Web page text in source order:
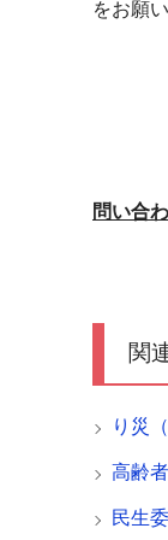
をお願
問い合
関
り災
高齢
民生